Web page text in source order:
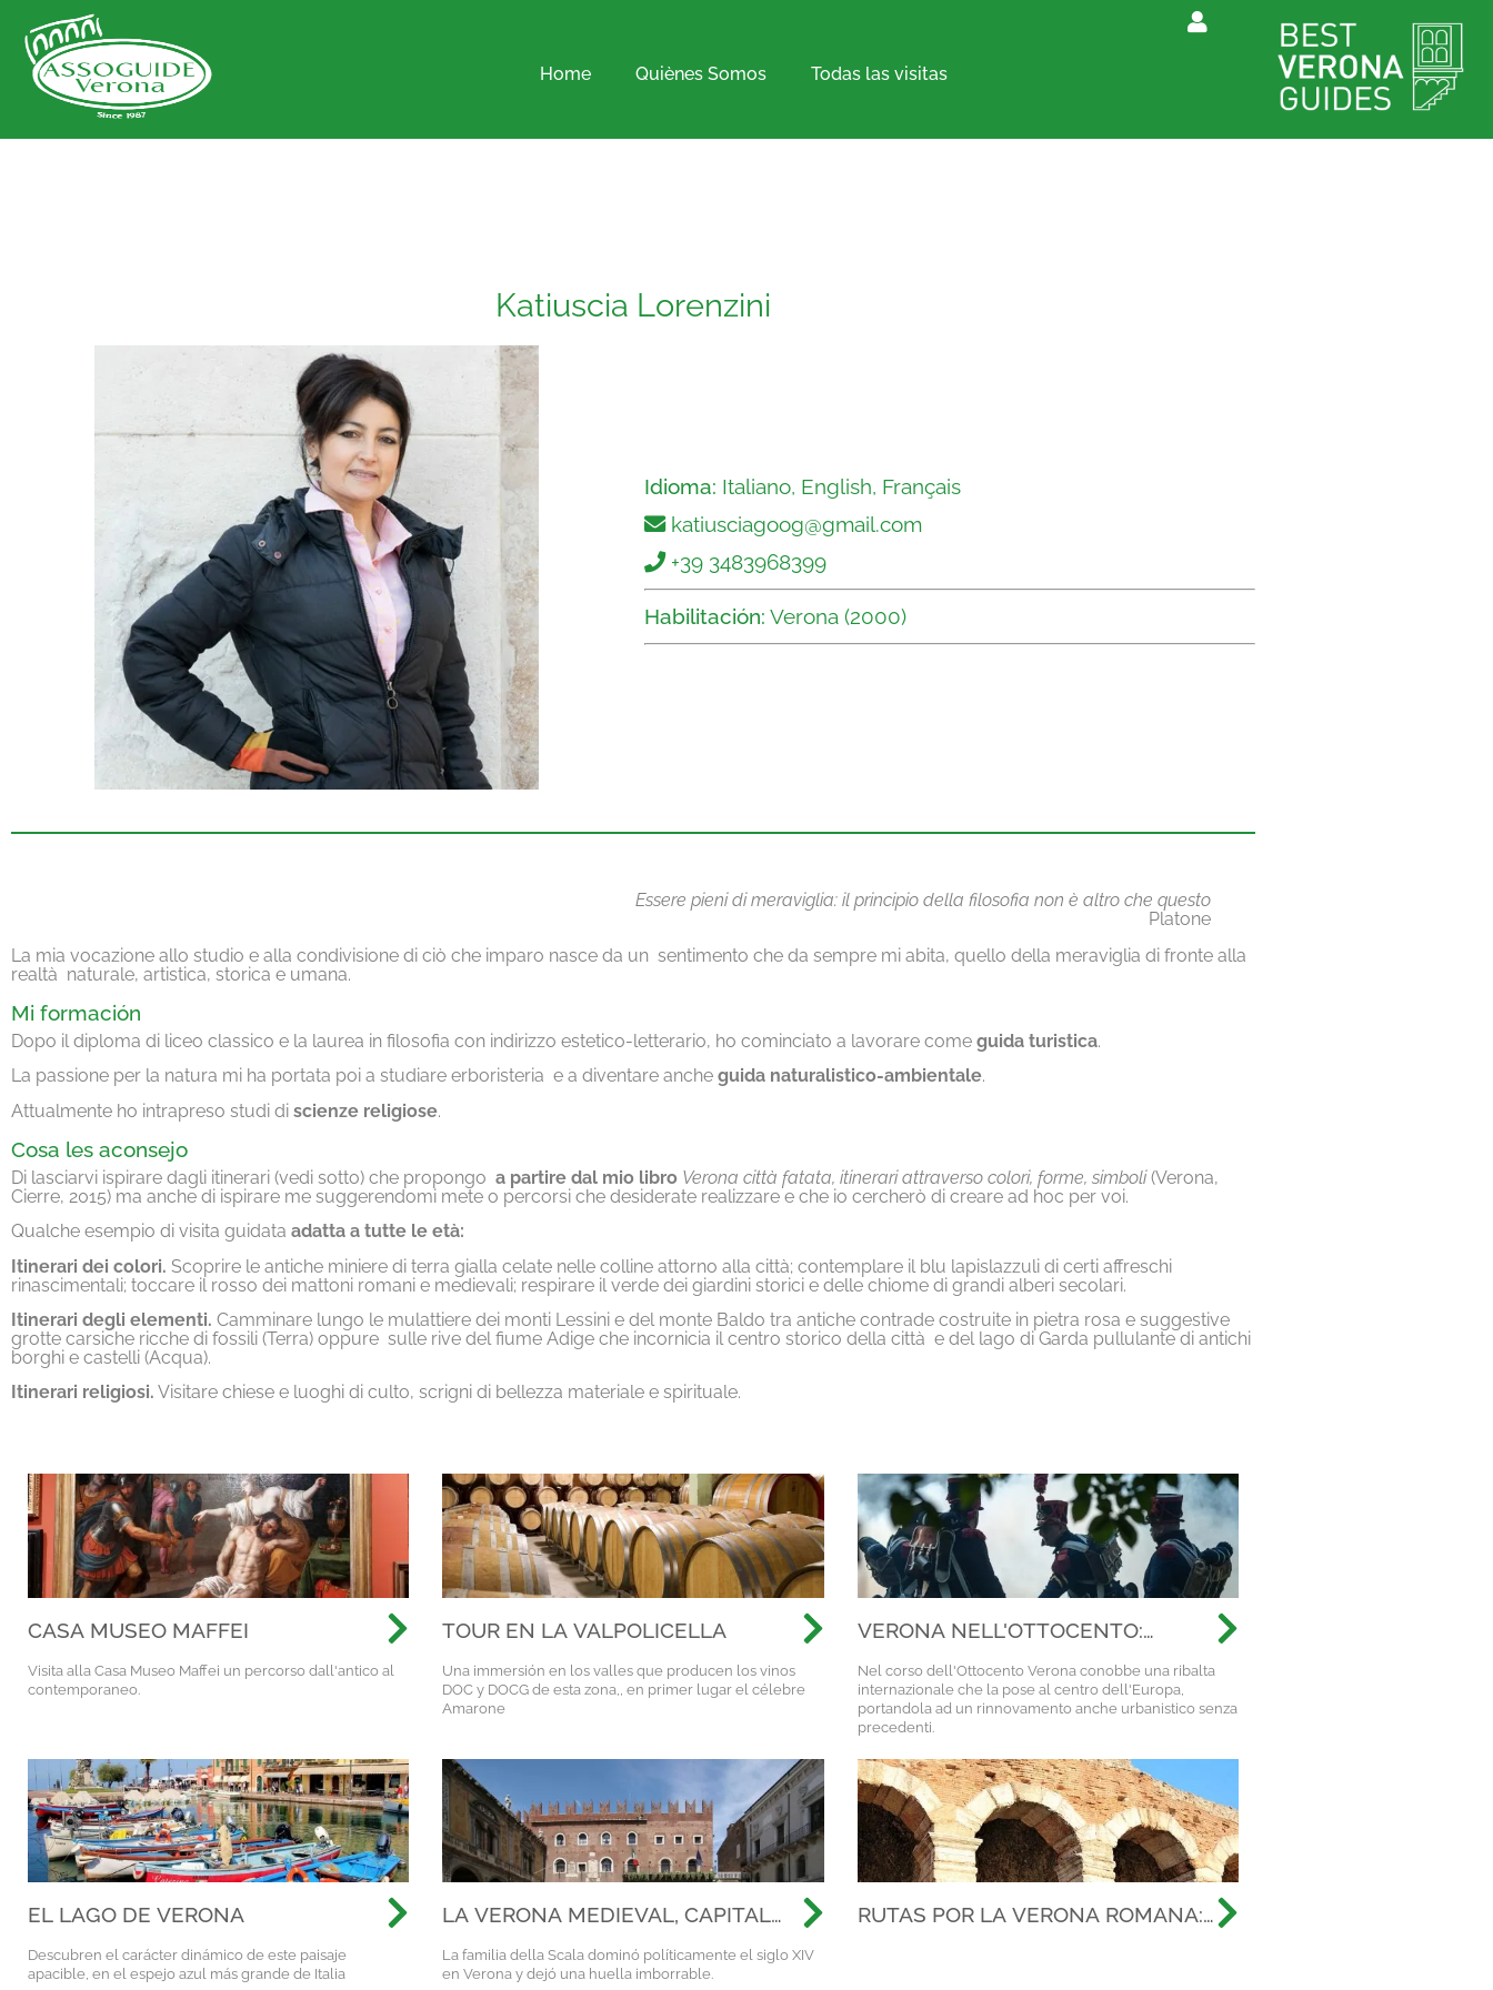
Home Quiènes Somos Todas las visitas
Katiuscia Lorenzini
Idioma: Italiano, English, Français
katiusciagoog@gmail.com
+39 3483968399
Habilitación: Verona (2000)
Essere pieni di meraviglia: il principio della filosofia non è altro che questo
Platone
La mia vocazione allo studio e alla condivisione di ciò che imparo nasce da un sentimento che da sempre mi abita, quello della meraviglia di fronte alla
realtà naturale, artistica, storica e umana.
Mi formación
Dopo il diploma di liceo classico e la laurea in filosofia con indirizzo estetico-letterario, ho cominciato a lavorare come guida turistica.
La passione per la natura mi ha portata poi a studiare erboristeria e a diventare anche guida naturalistico-ambientale.
Attualmente ho intrapreso studi di scienze religiose.
Cosa les aconsejo
Di lasciarvi ispirare dagli itinerari (vedi sotto) che propongo a partire dal mio libro Verona città fatata, itinerari attraverso colori, forme, simboli(Verona,
Cierre, 2015) ma anche di ispirare me suggerendomi mete o percorsi che desiderate realizzare e che io cercherò di creare ad hoc per voi.
Qualche esempio di visita guidata adatta a tutte le età:
Itinerari dei colori. Scoprire le antiche miniere di terra gialla celate nelle colline attorno alla città; contemplare il blu lapislazzuli di certi affreschi
rinascimentali; toccare il rosso dei mattoni romani e medievali; respirare il verde dei giardini storici e delle chiome di grandi alberi secolari.
Itinerari degli elementi. Camminare lungo le mulattiere dei monti Lessini e del monte Baldo tra antiche contrade costruite in pietra rosa e suggestive
grotte carsiche ricche di fossili (Terra) oppure sulle rive del fiume Adige che incornicia il centro storico della città e del lago di Garda pullulante di antichi
borghi e castelli (Acqua).
Itinerari religiosi. Visitare chiese e luoghi di culto, scrigni di bellezza materiale e spirituale.
CASA MUSEO MAFFEI
Visita alla Casa Museo Maffei un percorso dall'antico al
contemporaneo.
TOUR EN LA VALPOLICELLA
Una immersión en los valles que producen los vinos
DOC y DOCG de esta zona,, en primer lugar el célebre
Amarone
VERONA NELL'OTTOCENTO:
RISORGIMENTO
Nel corso dell'Ottocento Verona conobbe una ribalta
internazionale che la pose al centro dell'Europa,
portandola ad un rinnovamento anche urbanistico senza
precedenti.
EL LAGO DE VERONA
Descubren el carácter dinámico de este paisaje
apacible, en el espejo azul más grande de Italia
LA VERONA MEDIEVAL, CAPITAL
La familia della Scala dominó políticamente el siglo XIV
en Verona y dejó una huella imborrable.
RUTAS POR LA VERONA ROMANA: